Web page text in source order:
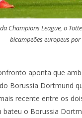
Champions League, o
bicampeões europeus
aponta que
Borussia Dortmund
recente entre os
o Borussia